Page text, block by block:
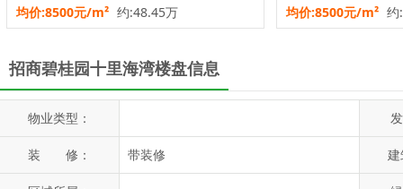
均价:8500元/m² 约:48.45万
均价:8500元/m² 约
招商碧桂园十里海湾楼盘信息
物业类型：
装 修： 带装修